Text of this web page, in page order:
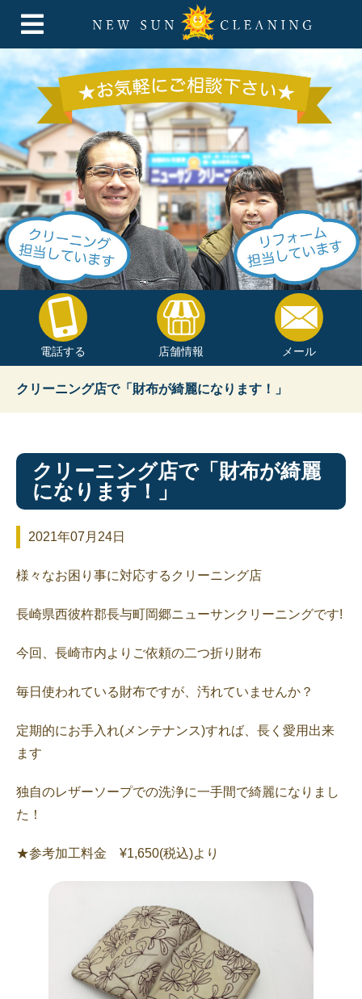
電話する 店舗情報 メール
クリーニング店で「財布が綺麗になります！」
クリーニング店で「財布が綺麗
になります！」
2021年07月24日
様々なお困り事に対応するクリーニング店
長崎県西彼杵郡長与町岡郷ニューサンクリーニングです!
今回、長崎市内よりご依頼の二つ折り財布
毎日使われている財布ですが、汚れていませんか？
定期的にお手入れ(メンテナンス)すれば、長く愛用出来
ます
独自のレザーソープでの洗浄に一手間で綺麗になりまし
た！
★参考加工料金 ¥1,650(税込)より